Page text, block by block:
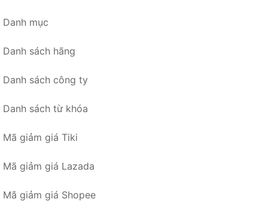
Danh mục
Danh sách hãng
Danh sách công ty
Danh sách từ khóa
Mã giảm giá Tiki
Mã giảm giá Lazada
Mã giảm giá Shopee